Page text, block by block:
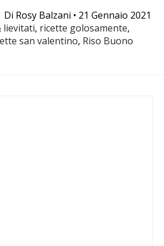
Di Rosy Balzani • 21 Gennaio 2021
lievitati, ricette golosamente,
san valentino, Riso Buono